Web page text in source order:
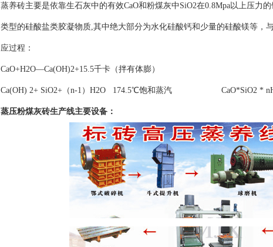
蒸养砖主要是依靠生石灰中的有效CaO和粉煤灰中SiO2在0.8Mpa以上压力
类型的硅酸盐类胶凝物质,其中绝大部分为水化硅酸钙和少量的硅酸镁等，
应过程：
CaO+H2O—Ca(OH)2+15.5千卡（拌有体膨）
Ca(OH) 2+ SiO2+（n-1）H2O 174.5℃饱和蒸汽 CaO*SiO2 *
蒸压粉煤灰砖生产线主要设备：